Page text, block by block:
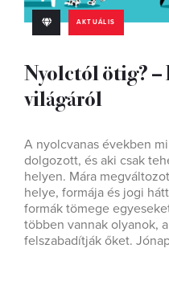
AKTUÁLIS
Nyolctól ötig? –
világáról
A nyolcvanas években
dolgozott, és aki csak
helyen. Mára
helye, formája és jogi
formák tömege
többen vannak olyanok,
felszabadítják őket.